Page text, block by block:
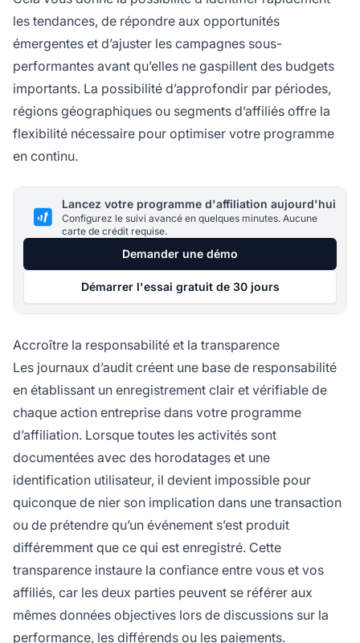
les tendances, de répondre aux opportunités
émergentes et d’ajuster les campagnes sous-
performantes avant qu’elles ne gaspillent des budgets
importants. La possibilité d’approfondir par périodes,
régions géographiques ou segments d’affiliés offre la
flexibilité nécessaire pour optimiser votre programme
en continu.
Lancez votre programme d'affiliation aujourd'hui
Configurez le suivi avancé en quelques minutes. Aucune
carte de crédit requise.
Demander une démo
Démarrer l'essai gratuit de 30 jours
Accroître la responsabilité et la transparence
Les journaux d’audit créent une base de responsabilité
en établissant un enregistrement clair et vérifiable de
chaque action entreprise dans votre programme
d’affiliation. Lorsque toutes les activités sont
documentées avec des horodatages et une
identification utilisateur, il devient impossible pour
quiconque de nier son implication dans une transaction
ou de prétendre qu’un événement s’est produit
différemment que ce qui est enregistré. Cette
transparence instaure la confiance entre vous et vos
affiliés, car les deux parties peuvent se référer aux
mêmes données objectives lors de discussions sur la
performance, les différends ou les paiements.